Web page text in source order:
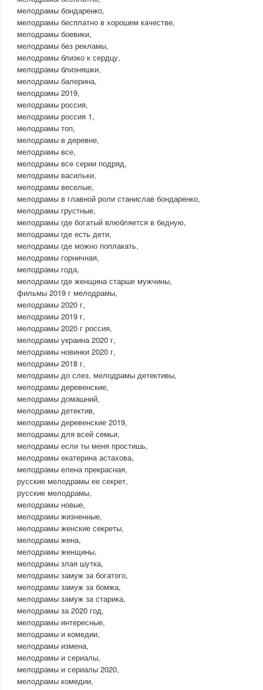
мелодрамы бондаренко,
мелодрамы бесплатно в хорошем качестве,
мелодрамы боевики,
мелодрамы без рекламы,
мелодрамы близко к сердцу,
мелодрамы близняшки,
мелодрамы балерина,
мелодрамы 2019,
мелодрамы россия,
мелодрамы россия 1,
мелодрамы топ,
мелодрамы в деревне,
мелодрамы все,
мелодрамы все серии подряд,
мелодрамы васильки,
мелодрамы веселые,
мелодрамы в главной роли станислав бондаренко,
мелодрамы грустные,
мелодрамы где богатый влюбляется в бедную,
мелодрамы где есть дети,
мелодрамы где можно поплакать,
мелодрамы горничная,
мелодрамы года,
мелодрамы где женщина старше мужчины,
фильмы 2019 г мелодрамы,
мелодрамы 2020 г,
мелодрамы 2019 г,
мелодрамы 2020 г россия,
мелодрамы украина 2020 г,
мелодрамы новинки 2020 г,
мелодрамы 2018 г,
мелодрамы до слез, мелодрамы детективы,
мелодрамы деревенские,
мелодрамы домашний,
мелодрамы детектив,
мелодрамы деревенские 2019,
мелодрамы для всей семьи,
мелодрамы если ты меня простишь,
мелодрамы екатерина астахова,
мелодрамы елена прекрасная,
русские мелодрамы ее секрет,
русские мелодрамы,
мелодрамы новые,
мелодрамы жизненные,
мелодрамы женские секреты,
мелодрамы жена,
мелодрамы женщины,
мелодрамы злая шутка,
мелодрамы замуж за богатого,
мелодрамы замуж за бомжа,
мелодрамы замуж за старика,
мелодрамы за 2020 год,
мелодрамы интересные,
мелодрамы и комедии,
мелодрамы измена,
мелодрамы и сериалы,
мелодрамы и сериалы 2020,
мелодрамы комедии,